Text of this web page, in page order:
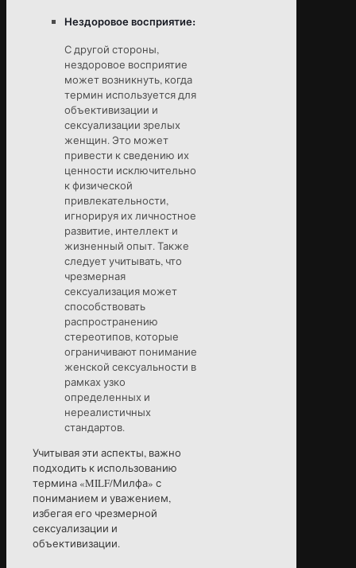
Нездоровое восприятие:
С другой стороны,
нездоровое восприятие
может возникнуть, когда
термин используется для
объективизации и
сексуализации зрелых
женщин. Это может
привести к сведению их
ценности исключительно
к физической
привлекательности,
игнорируя их личностное
развитие, интеллект и
жизненный опыт. Также
следует учитывать, что
чрезмерная
сексуализация может
способствовать
распространению
стереотипов, которые
ограничивают понимание
женской сексуальности в
рамках узко
определенных и
нереалистичных
стандартов.
Учитывая эти аспекты, важно
подходить к использованию
термина «MILF/Милфа» с
пониманием и уважением,
избегая его чрезмерной
сексуализации и
объективизации.